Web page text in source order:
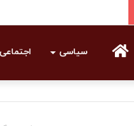
سیاسی اجتماعی